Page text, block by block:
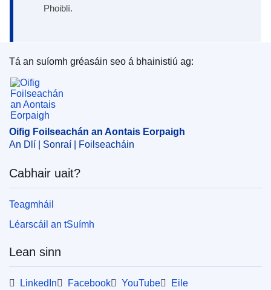
Phoiblí.
Oifig Foilseachán an Aontais Eorpaigh
Tá an suíomh gréasáin seo á bhainistiú ag:
Oifig Foilseachán an Aontais Eorpaigh
An Dlí | Sonraí | Foilseacháin
Cabhair uait?
Teagmháil
Léarscáil an tSuímh
Lean sinn
LinkedIn Facebook YouTube Eile